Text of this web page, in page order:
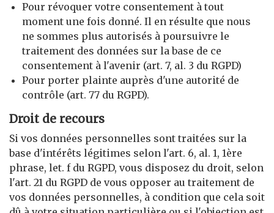
Pour révoquer votre consentement à tout
moment une fois donné. Il en résulte que nous
ne sommes plus autorisés à poursuivre le
traitement des données sur la base de ce
consentement à l'avenir (art. 7, al. 3 du RGPD)
Pour porter plainte auprès d'une autorité de
contrôle (art. 77 du RGPD).
Droit de recours
Si vos données personnelles sont traitées sur la
base d'intérêts légitimes selon l'art. 6, al. 1, 1ère
phrase, let. f du RGPD, vous disposez du droit, selon
l'art. 21 du RGPD de vous opposer au traitement de
vos données personnelles, à condition que cela soit